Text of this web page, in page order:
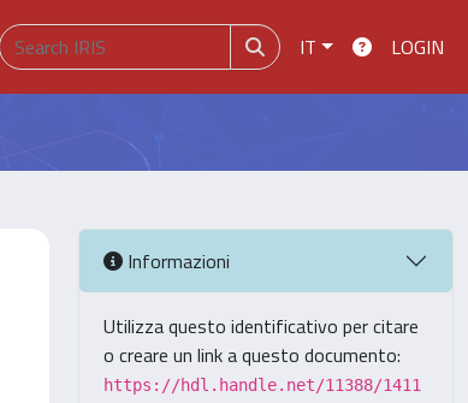
IT LOGIN
Informazioni
Utilizza questo identificativo per citare
o creare un link a questo documento:
https://hdl.handle.net/11388/1411